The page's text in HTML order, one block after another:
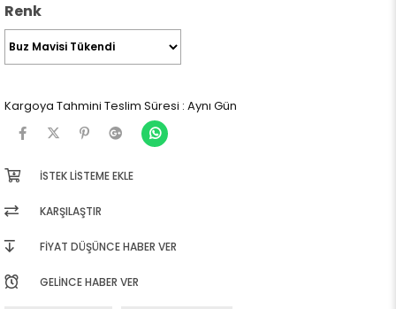
Renk
Kargoya Tahmini Teslim Süresi : Aynı Gün
İSTEK LISTEME EKLE
KARŞILAŞTIR
FIYAT DÜŞÜNCE HABER VER
GELINCE HABER VER